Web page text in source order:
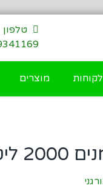
טלפון
לקוחות מוצרים
ליטר